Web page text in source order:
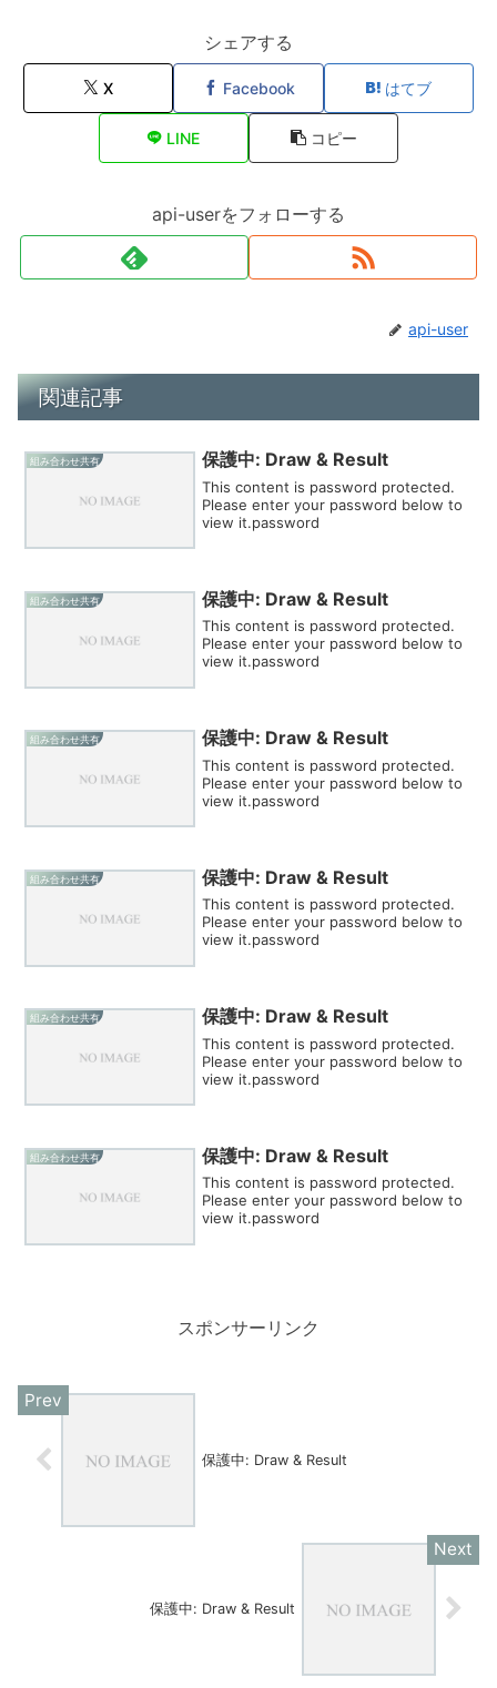
シェアする
X Facebook はてブ
LINE コピー
api-userをフォローする
api-user
関連記事
組み合わせ共有 保護中: Draw & Result
This content is password protected.
Please enter your password below to
view it.password
組み合わせ共有 保護中: Draw & Result
This content is password protected.
Please enter your password below to
view it.password
組み合わせ共有 保護中: Draw & Result
This content is password protected.
Please enter your password below to
view it.password
組み合わせ共有 保護中: Draw & Result
This content is password protected.
Please enter your password below to
view it.password
組み合わせ共有 保護中: Draw & Result
This content is password protected.
Please enter your password below to
view it.password
組み合わせ共有 保護中: Draw & Result
This content is password protected.
Please enter your password below to
view it.password
スポンサーリンク
保護中: Draw & Result
保護中: Draw & Result